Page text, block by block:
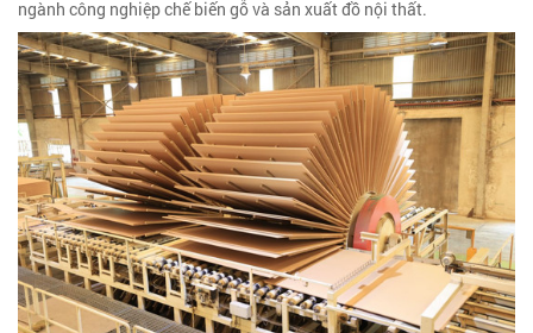
ngành công nghiệp chế biến gỗ và sản xuất đồ nội thất.